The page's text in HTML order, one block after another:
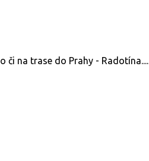
na trase do Prahy - Radotína....